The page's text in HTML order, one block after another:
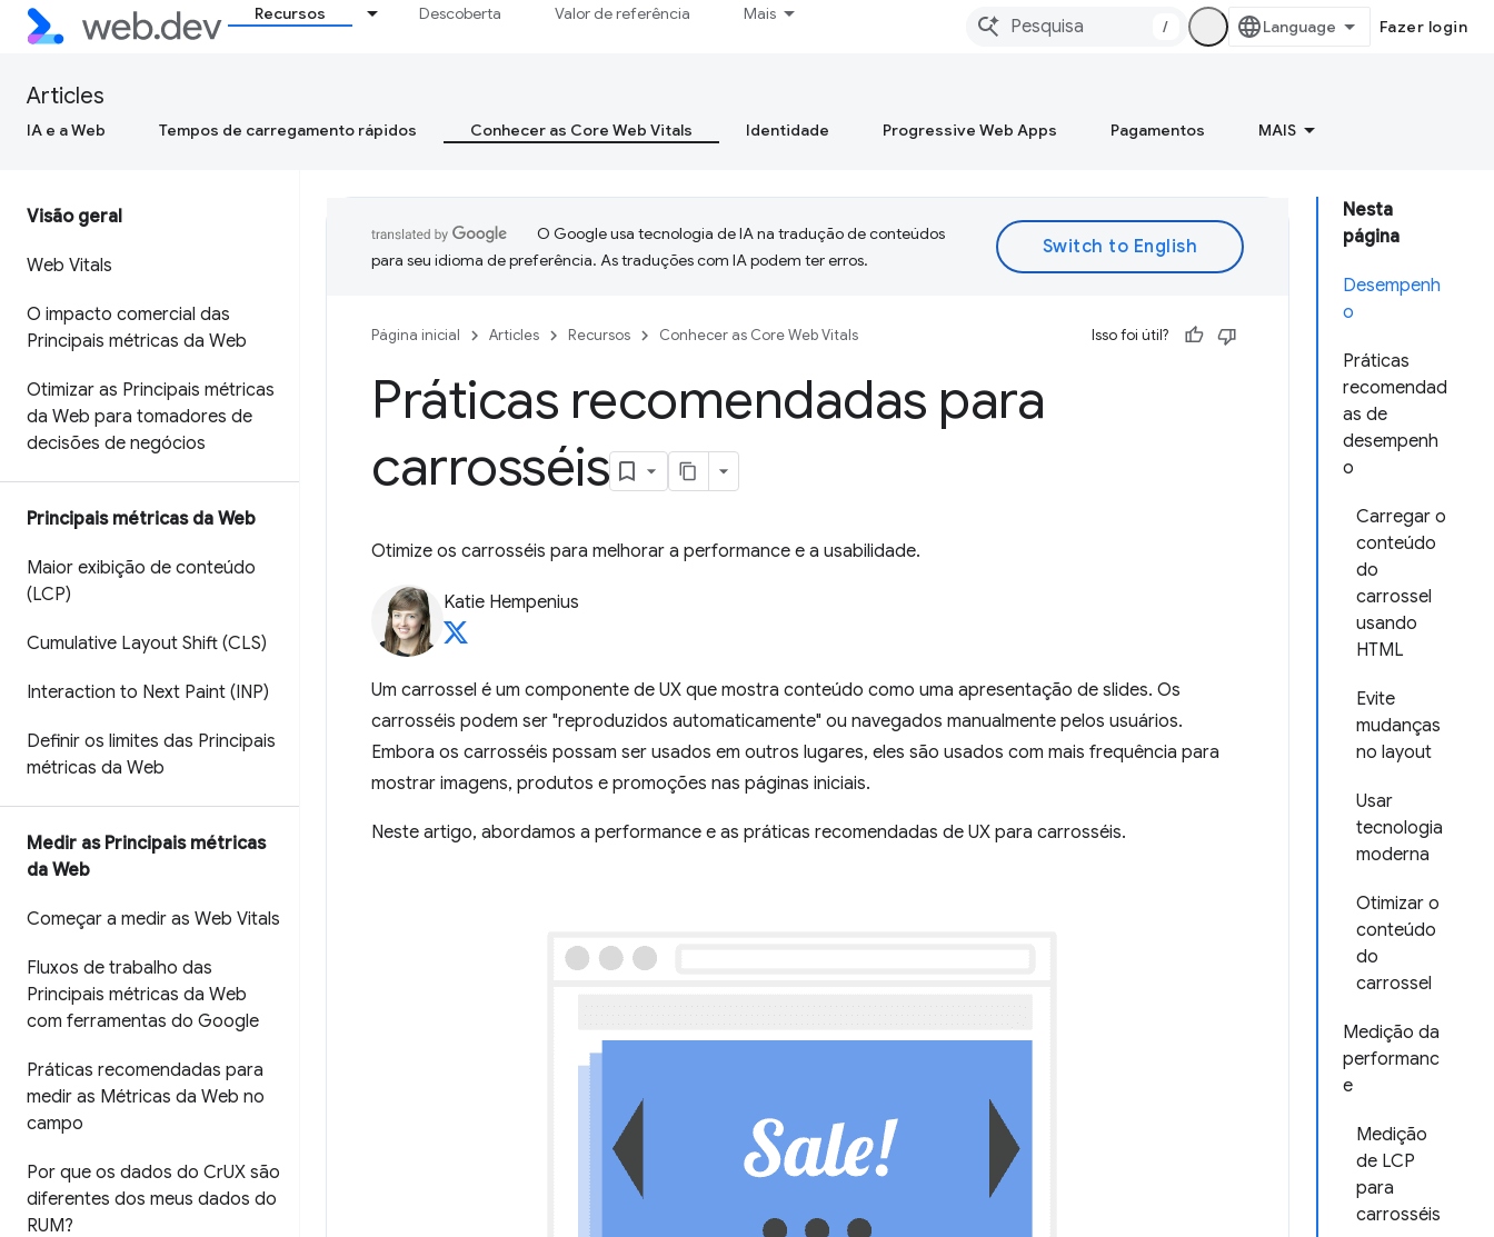
Recursos Descoberta Valor de referência Mais
/ Fazer login
Articles
IA e a Web Tempos de carregamento rápidos Conhecer as Core Web Vitals Identidade Progressive Web Apps Pagamentos MAIS
Visão geral
Web Vitals
O impacto comercial das
Principais métricas da Web
Otimizar as Principais métricas
da Web para tomadores de
decisões de negócios
Principais métricas da Web
Maior exibição de conteúdo
(LCP)
Cumulative Layout Shift (CLS)
Interaction to Next Paint (INP)
Definir os limites das Principais
métricas da Web
Medir as Principais métricas
da Web
Começar a medir as Web Vitals
Fluxos de trabalho das
Principais métricas da Web
com ferramentas do Google
Práticas recomendadas para
medir as Métricas da Web no
campo
Por que os dados do CrUX são
diferentes dos meus dados do
RUM?
Nesta
página
Desempenh
o
Práticas
recomendad
as de
desempenh
o
Carregar o
conteúdo
do
carrossel
usando
HTML
Evite
mudanças
no layout
Usar
tecnologia
moderna
Otimizar o
conteúdo
do
carrossel
Medição da
performanc
e
Medição
de LCP
para
carrosséis
O Google usa tecnologia de IA na tradução de conteúdos
para seu idioma de preferência. As traduções com IA podem ter erros.
Página inicial Articles Recursos Conhecer as Core Web Vitals Isso foi útil?
Práticas recomendadas para
carrosséis
Otimize os carrosséis para melhorar a performance e a usabilidade.
Katie Hempenius
Um carrossel é um componente de UX que mostra conteúdo como uma apresentação de slides. Os
carrosséis podem ser "reproduzidos automaticamente" ou navegados manualmente pelos usuários.
Embora os carrosséis possam ser usados em outros lugares, eles são usados com mais frequência para
mostrar imagens, produtos e promoções nas páginas iniciais.
Neste artigo, abordamos a performance e as práticas recomendadas de UX para carrosséis.